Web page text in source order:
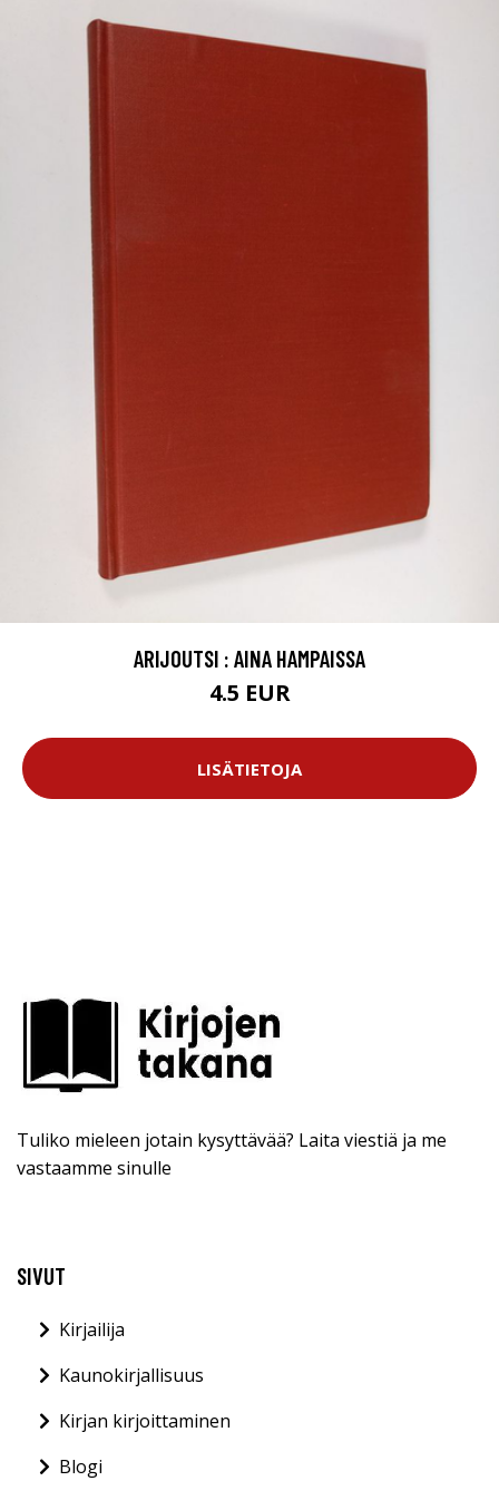
ARIJOUTSI : AINA HAMPAISSA
4.5 EUR
LISÄTIETOJA
Tuliko mieleen jotain kysyttävää? Laita viestiä ja me
vastaamme sinulle
SIVUT
Kirjailija
Kaunokirjallisuus
Kirjan kirjoittaminen
Blogi